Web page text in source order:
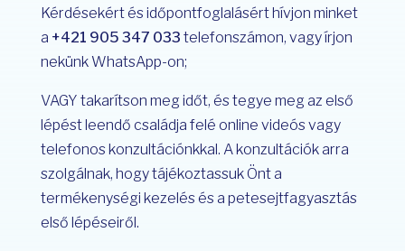
Kérdésekért és időpontfoglalásért hívjon minket
a +421 905 347 033 telefonszámon, vagy írjon
nekünk WhatsApp-on;
VAGY takarítson meg időt, és tegye meg az első
lépést leendő családja felé online videós vagy
telefonos konzultációnkkal. A konzultációk arra
szolgálnak, hogy tájékoztassuk Önt a
termékenységi kezelés és a petesejtfagyasztás
első lépéseiről.